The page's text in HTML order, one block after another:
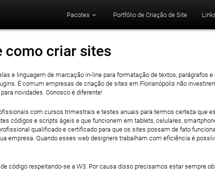
Pacotes Portfólio de Criação de Site
como criar sites
e linguagem de marcação in-line para formatação de textos, parágrafos
É comum empresas de criação de sites em Florianópolis não
novidades. Conosco é diferente!
com cursos trimestrais e testes anuais para termos certeza que
códigos e scripts ágeis e que funcionem em tablets, celulares,
qualificado e certificado para que os sites possam de fato
empresa. Quando esses web designers trabalham com eficiência é
código respeitando-se a W3. Por causa disso precisamos estar sempre